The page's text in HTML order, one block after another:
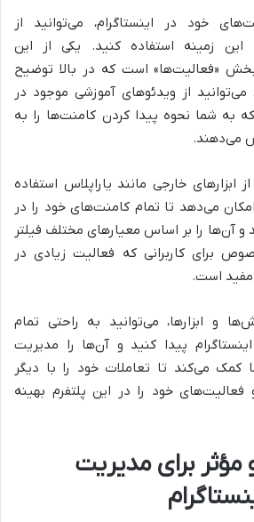
خود در اینستاگرام، می‌توانید از
زمینه استفاده کنید. یکی از این
«فعالیت‌ها» است که در بالا توضیح
می‌توانید از ویدئوهای آموزشی موجود در
به شما نحوه پیدا کردن کامنت‌ها را به
می‌دهند.
ابزارهای خارجی مانند یاراپلاس استفاده
می‌دهد تا تمام کامنت‌های خود را در
آن‌ها را بر اساس معیارهای مختلف فیلتر
برای کاربرانی که فعالیت زیادی در
مفید است.
و ابزارها، می‌توانید به راحتی تمام
پیدا کنید و آن‌ها را مدیریت
کمک می‌کند تا تعاملات خود را با دیگر
فعالیت‌های خود را در این پلتفرم بهینه
مؤثر برای مدیریت